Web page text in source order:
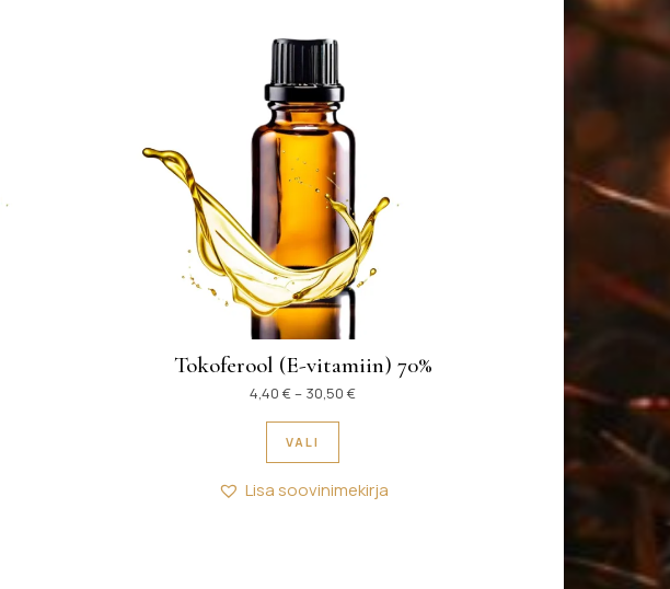
8,10 € kuni 15,30 €
on mitu varianti. Valikuid saab teha tootelehel.
Tokoferool (E-vitamiin) 70%
4,40€– 30,50€Hinnavahemik: 4,40 € kuni 30,50 €
VALI
Sellel tootel on mitu varianti. Valikuid saab
Lisa soovinimekirja